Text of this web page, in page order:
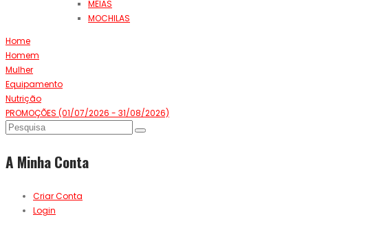
MEIAS
MOCHILAS
Home
Homem
Mulher
Equipamento
Nutrição
PROMOÇÕES (01/07/2026 - 31/08/2026)
A Minha Conta
Criar Conta
Login